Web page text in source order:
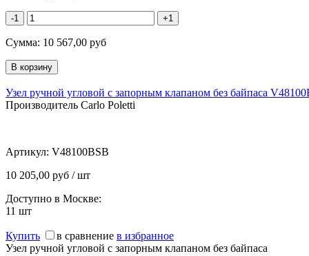
-1 +1
Сумма: 10 567,00 руб
Узел ручной угловой с запорным клапаном без байпаса
Производитель Carlo Poletti
Артикул: V48100BSB
10 205,00 руб / шт
Доступно в Москве:
11 шт
Купить в сравнение в избранное
Узел ручной угловой с запорным клапаном без байпаса